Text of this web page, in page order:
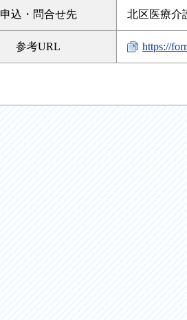
申込・ 問合せ先 北区医療介
参考URL https://